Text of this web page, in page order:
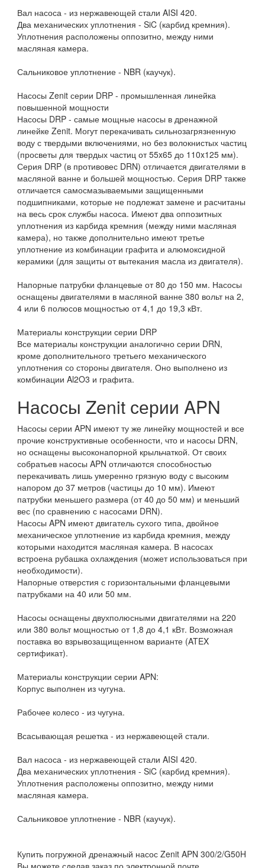
Вал насоса - из нержавеющей стали AISI 420.
Два механических уплотнения - SiC (карбид кремния).
Уплотнения расположены оппозитно, между ними
масляная камера.
Сальниковое уплотнение - NBR (каучук).
Насосы Zenit серии DRP - промышленная линейка
повышенной мощности
Насосы DRP - самые мощные насосы в дренажной
линейке Zenit. Могут перекачивать сильнозагрязненную
воду с твердыми включениями, но без волокнистых частиц
(просветы для твердых частиц от 55x65 до 110x125 мм).
Серия DRP (в противовес DRN) отличается двигателями в
масляной ванне и большей мощностью. Серия DRP также
отличается самосмазываемыми защищенными
подшипниками, которые не подлежат замене и расчитаны
на весь срок службы насоса. Имеют два оппозитных
уплотнения из карбида кремния (между ними масляная
камера), но также дополнительно имеют третье
уплотнение из комбинации графита и алюмоксидной
керамики (для защиты от вытекания масла из двигателя).
Напорные патрубки фланцевые от 80 до 150 мм. Насосы
оснащены двигателями в масляной ванне 380 вольт на 2,
4 или 6 полюсов мощностью от 4,1 до 19,3 кВт.
Материалы конструкции серии DRP
Все материалы конструкции аналогично серии DRN,
кроме дополнительного третьего механического
уплотнения со стороны двигателя. Оно выполнено из
комбинации Al2O3 и графита.
Насосы Zenit серии APN
Насосы серии APN имеют ту же линейку мощностей и все
прочие конструктивные особенности, что и насосы DRN,
но оснащены высоконапорной крыльчаткой. От своих
собратьев насосы APN отличаются способностью
перекачивать лишь умеренно грязную воду с высоким
напором до 37 метров (частицы до 10 мм). Имеют
патрубки меньшего размера (от 40 до 50 мм) и меньший
вес (по сравнению с насосами DRN).
Насосы APN имеют двигатель сухого типа, двойное
механическое уплотнение из карбида кремния, между
которыми находится масляная камера. В насосах
встроена рубашка охлаждения (может использоваться при
необходимости).
Напорные отверстия с горизонтальными фланцевыми
патрубками на 40 или 50 мм.
Насосы оснащены двухполюсными двигателями на 220
или 380 вольт мощностью от 1,8 до 4,1 кВт. Возможная
поставка во взрывозащищенном варианте (ATEX
сертификат).
Материалы конструкции серии APN:
Корпус выполнен из чугуна.
Рабочее колесо - из чугуна.
Всасывающая решетка - из нержавеющей стали.
Вал насоса - из нержавеющей стали AISI 420.
Два механических уплотнения - SiC (карбид кремния).
Уплотнения расположены оппозитно, между ними
масляная камера.
Сальниковое уплотнение - NBR (каучук).
Купить погружной дренажный насос Zenit APN 300/2/G50H
Вы можете сделав заказ по электронной почте